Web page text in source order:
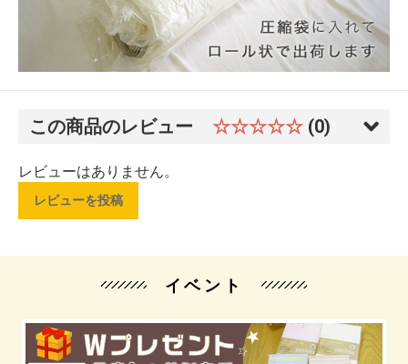
この商品のレビュー ☆☆☆☆☆ (0)
レビューはありません。
レビューを投稿
イベント